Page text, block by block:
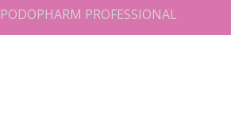
PODOPHARM PROFESSIONAL